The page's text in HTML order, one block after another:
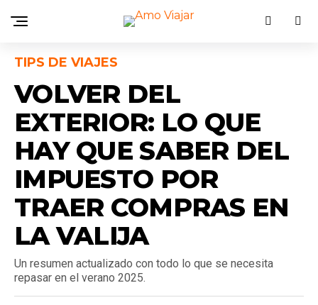
TIPS DE VIAJES
VOLVER DEL
EXTERIOR: LO QUE
HAY QUE SABER DEL
IMPUESTO POR
TRAER COMPRAS EN
LA VALIJA
Un resumen actualizado con todo lo que se necesita
repasar en el verano 2025.